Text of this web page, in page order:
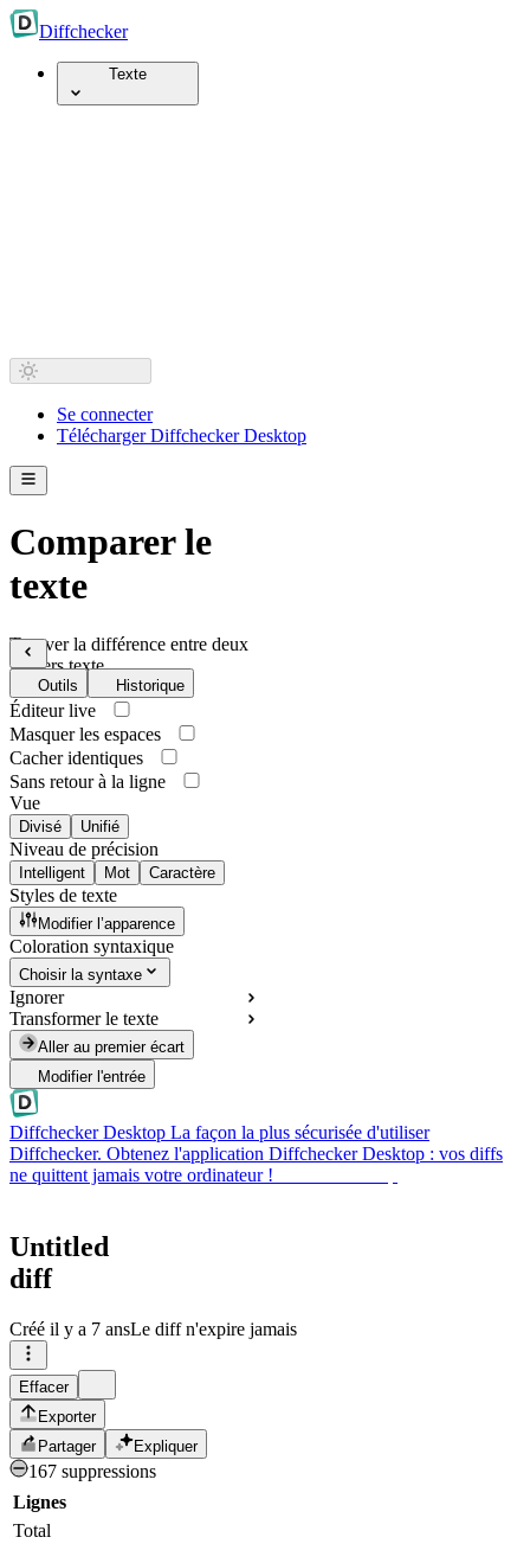
Diffchecker
Texte
Se connecter
Télécharger Diffchecker Desktop
Comparer le
texte
Trouver la différence entre deux
fichiers texte
Outils Historique
Éditeur live
Masquer les espaces
Cacher identiques
Sans retour à la ligne
Vue
Divisé Unifié
Niveau de précision
Intelligent Mot Caractère
Styles de texte
Modifier l’apparence
Coloration syntaxique
Choisir la syntaxe
Ignorer
Transformer le texte
Aller au premier écart
Modifier l'entrée
Diffchecker Desktop La façon la plus sécurisée d'utiliser
Diffchecker. Obtenez l'application Diffchecker Desktop : vos diffs
ne quittent jamais votre ordinateur !
Untitled
diff
Créé il y a 7 ansLe diff n'expire jamais
Effacer
Exporter
Partager
Expliquer
167 suppressions
Lignes
Total